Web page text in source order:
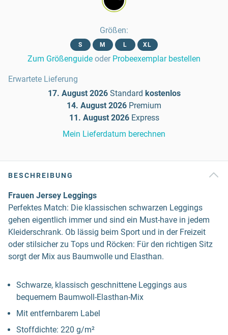
Größen:
S M L XL
Zum Größenguide oder Probeexemplar bestellen
Erwartete Lieferung
17. August 2026 Standard kostenlos
14. August 2026 Premium
11. August 2026 Express
Mein Lieferdatum berechnen
BESCHREIBUNG
Frauen Jersey Leggings
Perfektes Match: Die klassischen schwarzen Leggings
gehen eigentlich immer und sind ein Must-have in jedem
Kleiderschrank. Ob lässig beim Sport und in der Freizeit
oder stilsicher zu Tops und Röcken: Für den richtigen Sitz
sorgt der Mix aus Baumwolle und Elasthan.
Schwarze, klassisch geschnittene Leggings aus
bequemem Baumwoll-Elasthan-Mix
Mit entfernbarem Label
Stoffdichte: 220 g/m²